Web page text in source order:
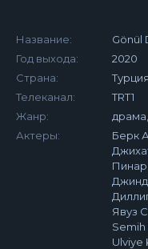
Название:
Gönül
Год выхода:
2020
Страна:
Турция
Телеканал:
TRT1
Жанр:
Актеры:
Берк
Явуз
Semih
Ulviye